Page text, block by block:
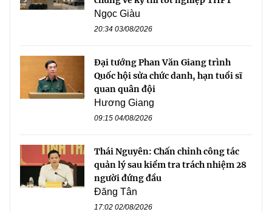
Ngọc Giàu
20:34 03/08/2026
Đại tướng Phan Văn Giang trình
Quốc hội sửa chức danh, hạn tuổi sĩ
quan quân đội
Hương Giang
09:15 04/08/2026
Thái Nguyên: Chấn chỉnh công tác
quản lý sau kiểm tra trách nhiệm 28
người đứng đầu
Đăng Tân
17:02 02/08/2026